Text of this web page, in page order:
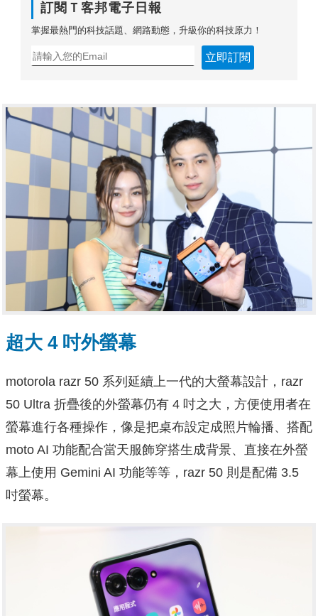
訂閱Ｔ客邦電子日報
掌握最熱門的科技話題、網路動態，升級你的科技原力！
立即訂閱
超大 4 吋外螢幕
motorola razr 50 系列延續上一代的大螢幕設計，razr
50 Ultra 折疊後的外螢幕仍有 4 吋之大，方便使用者在
螢幕進行各種操作，像是把桌布設定成照片輪播、搭配
moto AI 功能配合當天服飾穿搭生成背景、直接在外螢
幕上使用 Gemini AI 功能等等，razr 50 則是配備 3.5
吋螢幕。